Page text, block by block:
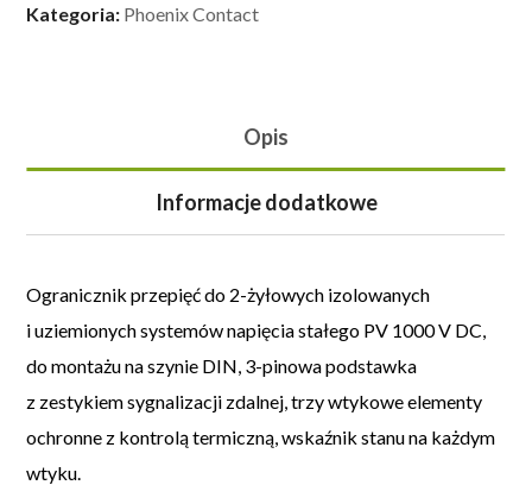
Kategoria: Phoenix Contact
Opis
Informacje dodatkowe
Ogranicznik przepięć do 2-żyłowych izolowanych
i uziemionych systemów napięcia stałego PV 1000 V DC,
do montażu na szynie DIN, 3-pinowa podstawka
z zestykiem sygnalizacji zdalnej, trzy wtykowe elementy
ochronne z kontrolą termiczną, wskaźnik stanu na każdym
wtyku.